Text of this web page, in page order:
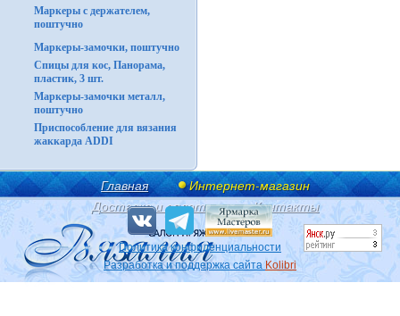
Маркеры с держателем,
поштучно
Маркеры-замочки, поштучно
Спицы для кос, Панорама,
пластик, 3 шт.
Маркеры-замочки металл,
поштучно
Приспособление для вязания
жаккарда ADDI
Главная
Интернет-магазин
Доставка и оплата
Контакты
Политика конфиденциальности
Разработка и поддержка сайта Kolibri